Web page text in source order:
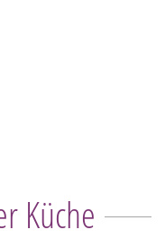
Küche